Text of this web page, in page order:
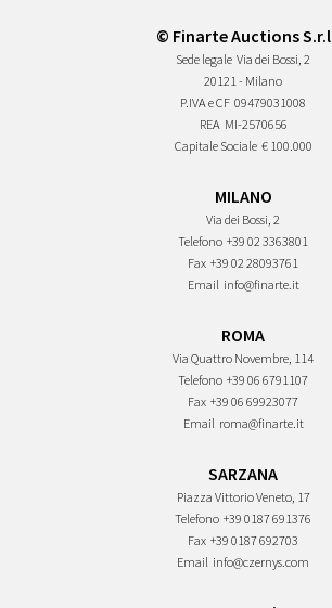
© Finarte Auctions S.r.l
Sede legale Via dei Bossi, 2
20121 - Milano
P.IVA e CF 09479031008
REA MI-2570656
Capitale Sociale € 100.000
MILANO
Via dei Bossi, 2
Telefono +39 02 3363801
Fax +39 02 28093761
Email info@finarte.it
ROMA
Via Quattro Novembre, 114
Telefono +39 06 6791107
Fax +39 06 69923077
Email roma@finarte.it
SARZANA
Piazza Vittorio Veneto, 17
Telefono +39 0187 691376
Fax +39 0187 692703
Email info@czernys.com